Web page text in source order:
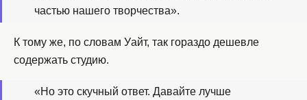
частью нашего творчества».
К тому же, по словам Уайт, так гораздо дешевле
содержать студию.
«Но это скучный ответ. Давайте лучше